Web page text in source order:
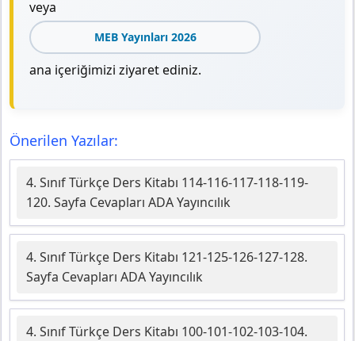
veya
MEB Yayınları 2026
ana içeriğimizi ziyaret ediniz.
Önerilen Yazılar:
4. Sınıf Türkçe Ders Kitabı 114-116-117-118-119-
120. Sayfa Cevapları ADA Yayıncılık
4. Sınıf Türkçe Ders Kitabı 121-125-126-127-128.
Sayfa Cevapları ADA Yayıncılık
4. Sınıf Türkçe Ders Kitabı 100-101-102-103-104.